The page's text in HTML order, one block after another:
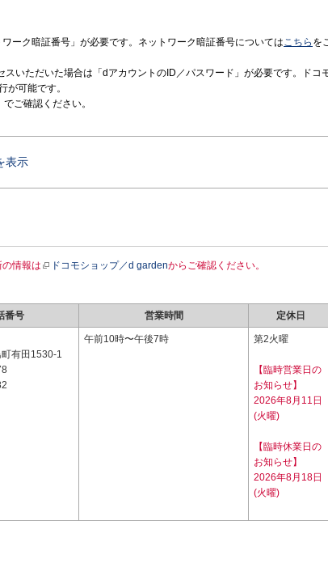
ーク暗証番号」が必要です。ネットワーク暗証番号についてはこちら を
いただいた場合は「dアカウントのID／パスワード」が必要です。ドコ
が可能です。
でご確認ください。
表示
情報は ドコモショップ／d gardenからご確認ください。
番号 営業時間 定休日
有田1530-1
午前10時〜午後7時 第2火曜
【臨時営業日の
お知らせ】
2026年8月11日
(火曜)
【臨時休業日の
お知らせ】
2026年8月18日
(火曜)